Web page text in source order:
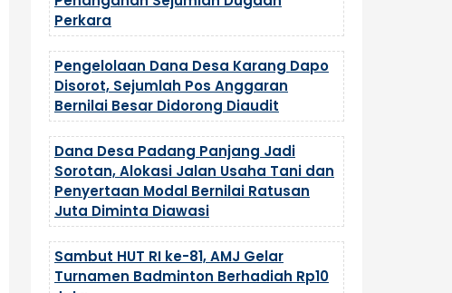
Perkara
Pengelolaan Dana Desa Karang Dapo
Disorot, Sejumlah Pos Anggaran
Bernilai Besar Didorong Diaudit
Dana Desa Padang Panjang Jadi
Sorotan, Alokasi Jalan Usaha Tani dan
Penyertaan Modal Bernilai Ratusan
Juta Diminta Diawasi
Sambut HUT RI ke-81, AMJ Gelar
Turnamen Badminton Berhadiah Rp10